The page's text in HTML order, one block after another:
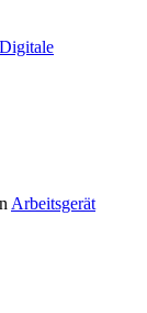
Digitale
Arbeitsgerät